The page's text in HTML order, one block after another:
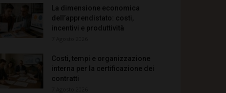
La dimensione economica
dell’apprendistato: costi,
incentivi e produttività
Costi, tempi e organizzazione
interna per la certificazione dei
contratti